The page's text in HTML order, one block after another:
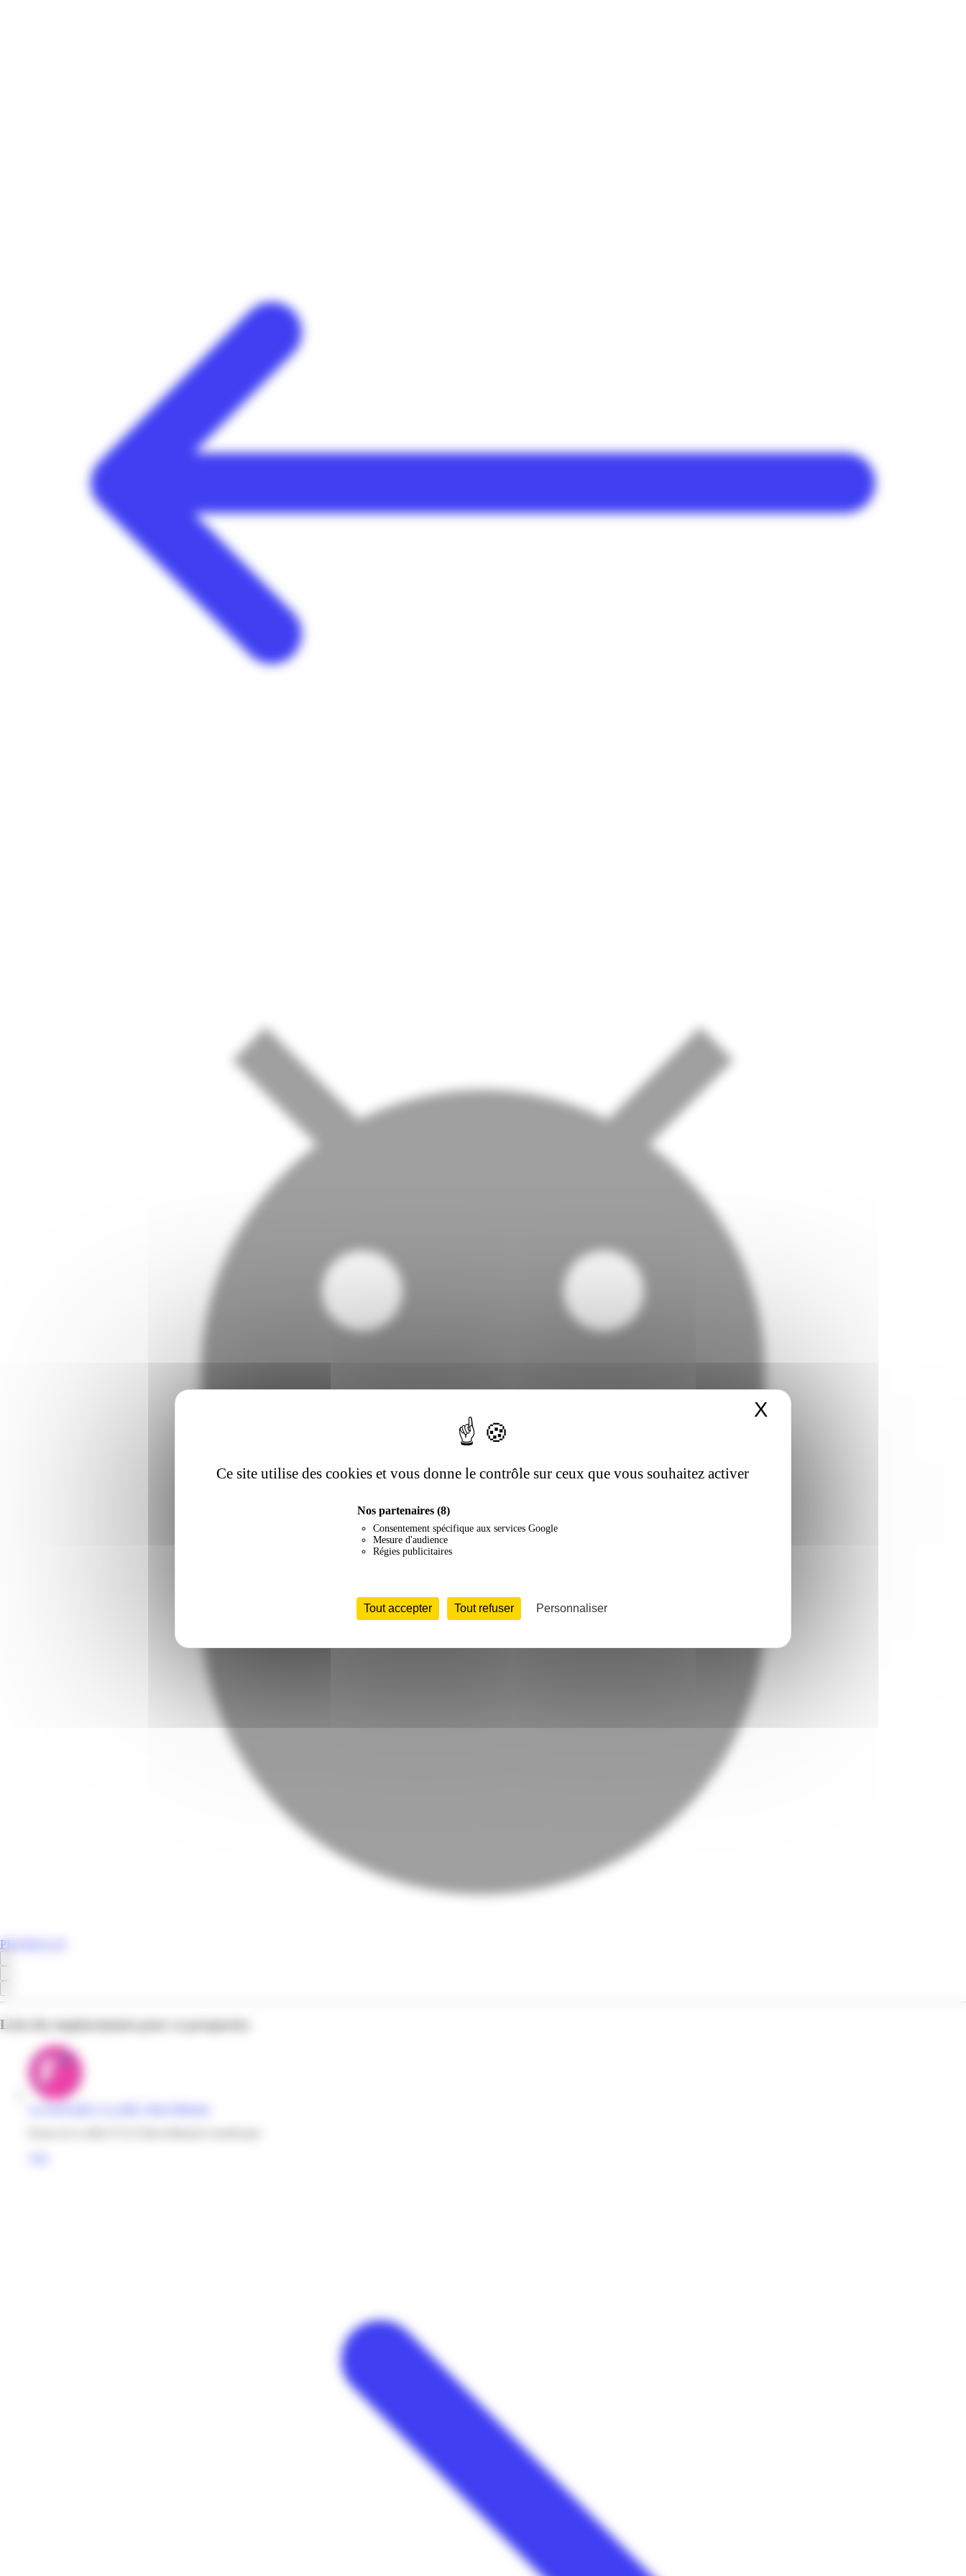
Ce site utilise des cookies et vous donne le contrôle sur ceux que vous souhaitez activer
Nos partenaires (8)
Consentement spécifique aux services Google
Mesure d'audience
Régies publicitaires
Tout accepter Tout refuser Personnaliser
X
PROMOS.GP
Liste des emplacements pour ce prospectus